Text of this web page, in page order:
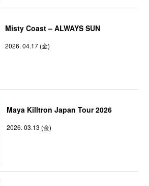
Misty Coast – ALWAYS SUN
2026. 04.17 (金)
Maya Killtron Japan Tour 2026
2026. 03.13 (金)